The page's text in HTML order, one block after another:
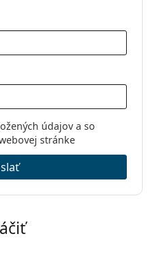
003 56
údajov a so
stránke